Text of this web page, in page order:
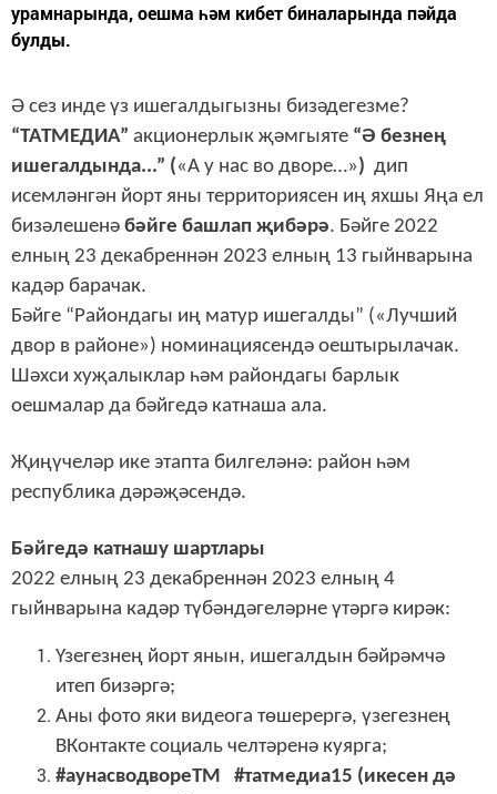
урамнарында, оешма һәм кибет биналарында пәйда
булды.
Ә сез инде үз ишегалдыгызны бизәдегезме?
“ТАТМЕДИА” акционерлык җәмгыяте “Ә безнең
ишегалдында...” («А у нас во дворе…») дип
исемләнгән йорт яны территориясен иң яхшы Яңа ел
бизәлешенә бәйге башлап җибәрә. Бәйге 2022
елның 23 декабреннән 2023 елның 13 гыйнварына
кадәр барачак.
Бәйге “Райондагы иң матур ишегалды” («Лучший
двор в районе») номинациясендә оештырылачак.
Шәхси хуҗалыклар һәм райондагы барлык
оешмалар да бәйгедә катнаша ала.
Җиңүчеләр ике этапта билгеләнә: район һәм
республика дәрәҗәсендә.
Бәйгедә катнашу шартлары
2022 елның 23 декабреннән 2023 елның 4
гыйнварына кадәр түбәндәгеләрне үтәргә кирәк:
Үзегезнең йорт янын, ишегалдын бәйрәмчә
итеп бизәргә;
Аны фото яки видеога төшерергә, үзегезнең
ВКонтакте социаль челтәренә куярга;
#аунасводвореТМ #татмедиа15 (икесен дә